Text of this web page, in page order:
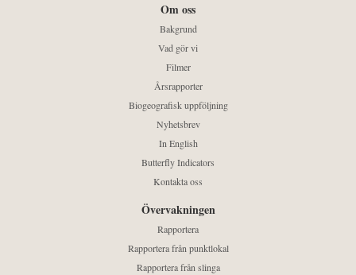
Om oss
Bakgrund
Vad gör vi
Filmer
Årsrapporter
Biogeografisk uppföljning
Nyhetsbrev
In English
Butterfly Indicators
Kontakta oss
Övervakningen
Rapportera
Rapportera från punktlokal
Rapportera från slinga